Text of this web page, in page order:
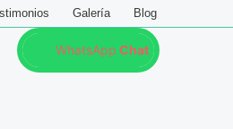
Galería Blog
WhatsApp Chat